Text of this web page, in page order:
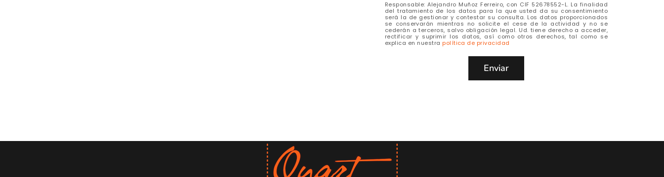
Responsable: Alejandro Muñoz Ferreiro, con CIF 52678552-L. La finalidad
del tratamiento de los datos para la que usted da su consentimiento
será la de gestionar y contestar su consulta. Los datos proporcionados
se conservarán mientras no solicite el cese de la actividad y no se
cederán a terceros, salvo obligación legal. Ud. tiene derecho a acceder,
rectificar y suprimir los datos, así como otros derechos, tal como se
explica en nuestra política de privacidad